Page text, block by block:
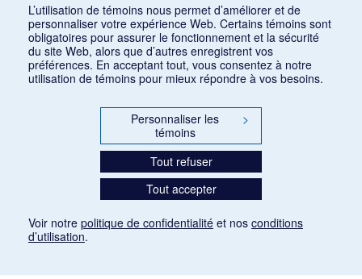
L’utilisation de témoins nous permet d’améliorer et de
personnaliser votre expérience Web. Certains témoins sont
obligatoires pour assurer le fonctionnement et la sécurité
du site Web, alors que d’autres enregistrent vos
préférences. En acceptant tout, vous consentez à notre
utilisation de témoins pour mieux répondre à vos besoins.
Personnaliser les
témoins
>
Tout refuser
Tout accepter
Voir notre politique de confidentialité et nos conditions
d’utilisation.